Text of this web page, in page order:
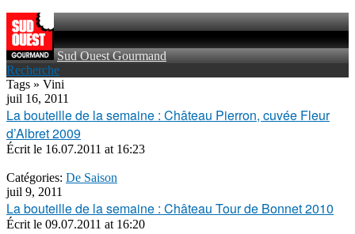
Sud Ouest Gourmand
Recherche
Tags » Vini
juil 16, 2011
La bouteille de la semaine : Château Pierron, cuvée Fleur
d’Albret 2009
Écrit le 16.07.2011 at 16:23
Catégories: De Saison
juil 9, 2011
La bouteille de la semaine : Château Tour de Bonnet 2010
Écrit le 09.07.2011 at 16:20